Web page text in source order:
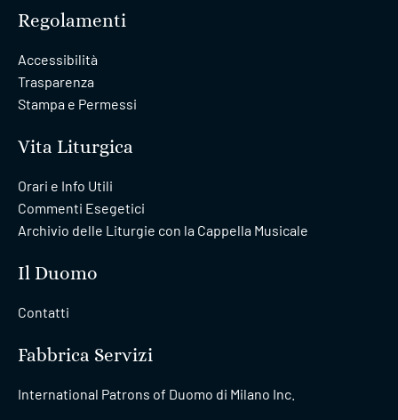
Regolamenti
Accessibilità
Trasparenza
Stampa e Permessi
Vita Liturgica
Orari e Info Utili
Commenti Esegetici
Archivio delle Liturgie con la Cappella Musicale
Il Duomo
Contatti
Fabbrica Servizi
International Patrons of Duomo di Milano Inc.